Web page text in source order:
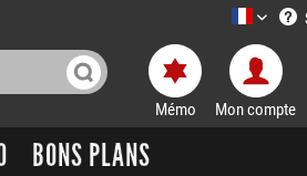
LTT-
Mémo Mon compte
BONS PLANS